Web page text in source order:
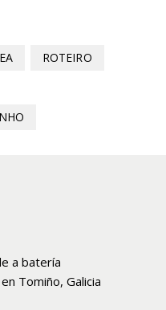
ROTEIRO
a batería
Tomiño, Galicia